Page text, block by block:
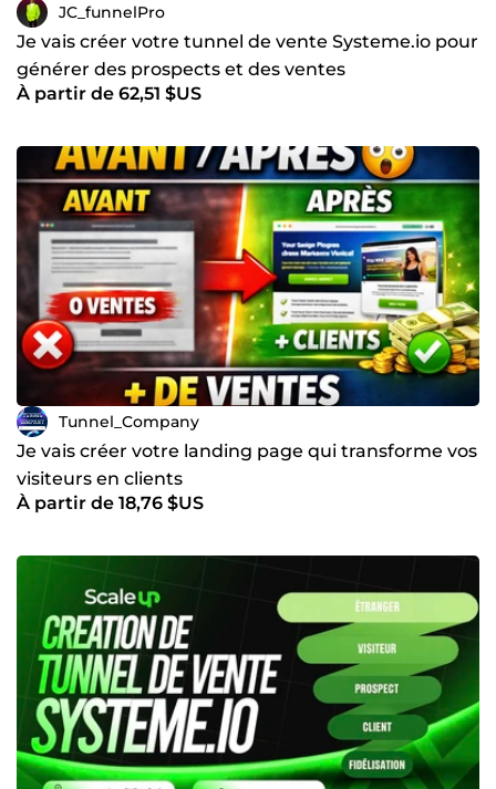
JC_funnelPro
Je vais créer votre tunnel de vente Systeme.io pour
générer des prospects et des ventes
automatiquement
À partir de 62,51 $US
Tunnel_Company
Je vais créer votre landing page qui transforme vos
visiteurs en clients
À partir de 18,76 $US